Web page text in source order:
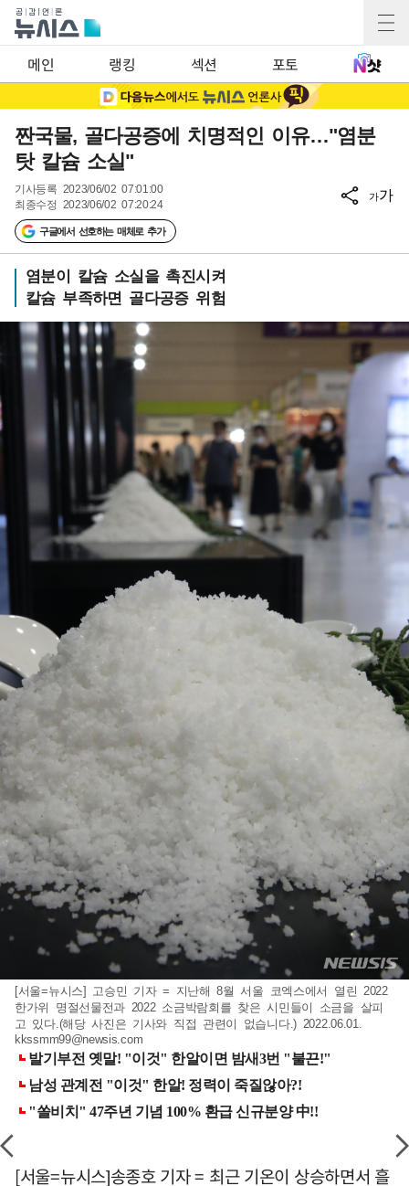
메인 랭킹 섹션 포토
짠국물, 골다공증에 치명적인 이유…"염분
탓 칼슘 소실"
기사등록 2023/06/02 07:01:00
최종수정 2023/06/02 07:20:24
구글에서 선호하는 매체로 추가
가가
염분이 칼슘 소실을 촉진시켜
칼슘 부족하면 골다공증 위험
[서울=뉴시스] 고승민 기자 = 지난해 8월 서울 코엑스에서 열린 2022
한가위 명절선물전과 2022 소금박람회를 찾은 시민들이 소금을 살피
고 있다.(해당 사진은 기사와 직접 관련이 없습니다.) 2022.06.01.
kkssmm99@newsis.com
[서울=뉴시스]송종호 기자 = 최근 기온이 상승하면서 흘